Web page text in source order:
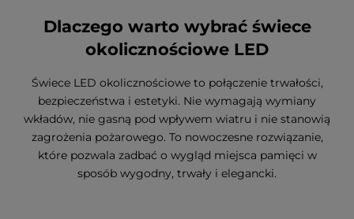
Dlaczego warto wybrać świece
okolicznościowe LED
Świece LED okolicznościowe to połączenie trwałości,
bezpieczeństwa i estetyki. Nie wymagają wymiany
wkładów, nie gasną pod wpływem wiatru i nie stanowią
zagrożenia pożarowego. To nowoczesne rozwiązanie,
które pozwala zadbać o wygląd miejsca pamięci w
sposób wygodny, trwały i elegancki.